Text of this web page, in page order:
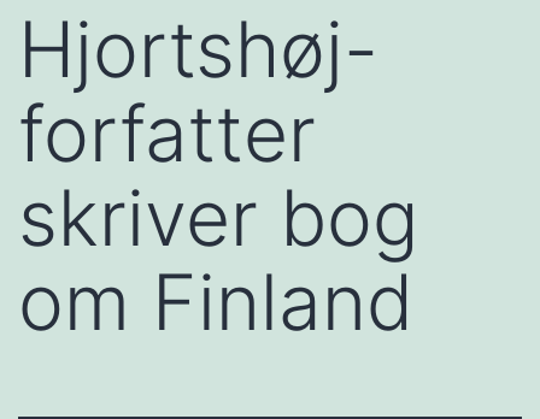
Hjortshøj-
forfatter
skriver bog
om Finland